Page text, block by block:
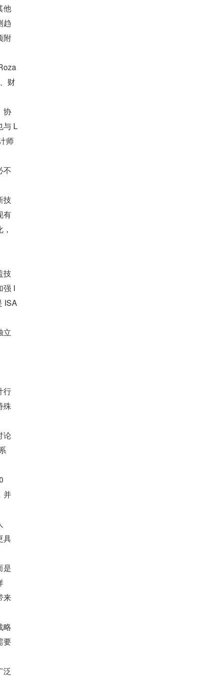
他
趋
附
财
协
与 L
师
不
技
有
技
强 I
ISA
立
行
殊
论
并
具
是
来
略
要
泛